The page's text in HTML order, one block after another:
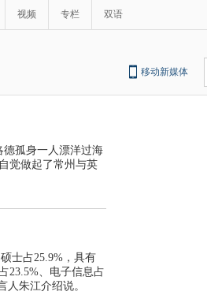
视频 专栏 双语
移动新媒体
德孤身一人漂洋过海
觉做起了常州与英
士占25.9%，具有
23.5%、电子信息占
人朱江介绍说。